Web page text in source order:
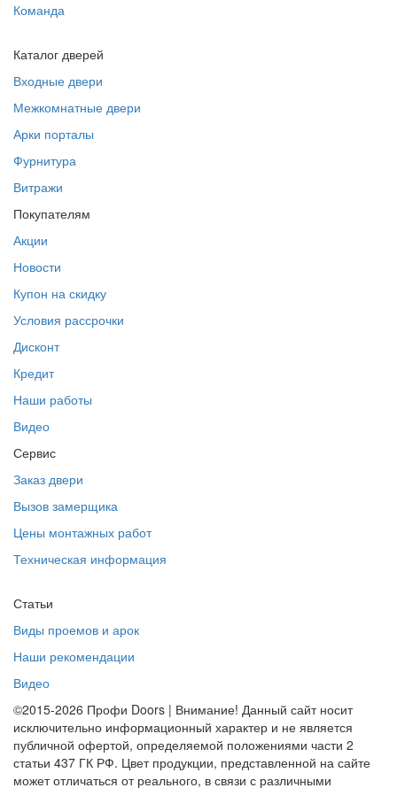
Команда
Каталог дверей
Входные двери
Межкомнатные двери
Арки порталы
Фурнитура
Витражи
Покупателям
Акции
Новости
Купон на скидку
Условия рассрочки
Дисконт
Кредит
Наши работы
Видео
Сервис
Заказ двери
Вызов замерщика
Цены монтажных работ
Техническая информация
Статьи
Виды проемов и арок
Наши рекомендации
Видео
©2015-2026 Профи Doors | Внимание! Данный сайт носит
исключительно информационный характер и не является
публичной офертой, определяемой положениями части 2
статьи 437 ГК РФ. Цвет продукции, представленной на сайте
может отличаться от реального, в связи с различными